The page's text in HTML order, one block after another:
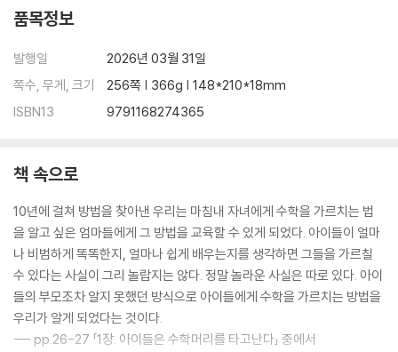
품목정보
발행일
2026년 03월 31일
쪽수, 무게, 크기
256쪽 | 366g | 148*210*18mm
ISBN13
9791168274365
책 속으로
10년에 걸쳐 방법을 찾아낸 우리는 마침내 자녀에게 수학을 가르치는 법
을 알고 싶은 엄마들에게 그 방법을 교육할 수 있게 되었다. 아이들이 얼마
나 비범하게 똑똑한지, 얼마나 쉽게 배우는지를 생각하면 그들을 가르칠
수 있다는 사실이 그리 놀랍지는 않다. 정말 놀라운 사실은 따로 있다. 아이
들의 부모조차 알지 못했던 방식으로 아이들에게 수학을 가르치는 방법을
우리가 알게 되었다는 것이다.
--- pp.26-27 「1장. 아이들은 수학머리를 타고난다」 중에서